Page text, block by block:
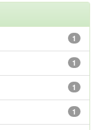
1
1
1
1